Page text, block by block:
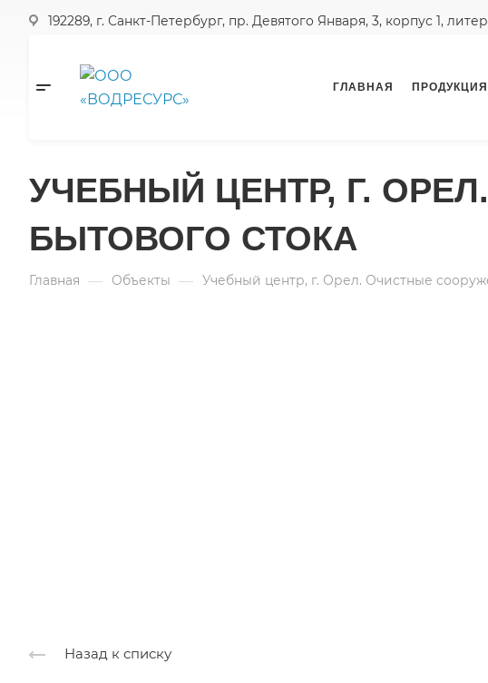
192289, г. Санкт-Петербург, пр. Девятого Января, 3, корпус 1,
ГЛАВНАЯ ПРОДУКЦИЯ
УЧЕБНЫЙ ЦЕНТР, Г.
БЫТОВОГО СТОКА
Главная — Объекты — Учебный центр, г. Орел. Очистные
Назад к списку